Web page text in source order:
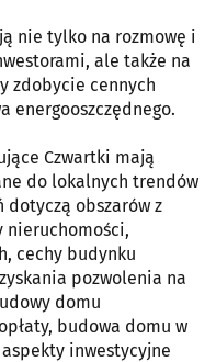
nie tylko na rozmowę i
ale także na
zdobycie cennych
energooszczędnego.
Czwartki mają
do lokalnych trendów
dotyczą obszarów z
nieruchomości,
cechy budynku
pozwolenia na
domu
budowa domu w
inwestycyjne